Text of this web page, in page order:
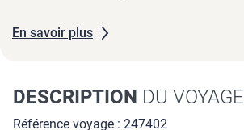
En savoir plus
DESCRIPTION DU VOYAGE
Référence voyage : 247402